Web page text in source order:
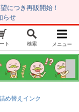
につき再販開始！
らせ
マイページ
お気に入り
レビュー履歴
ト 検索 メニュー
め替えインク